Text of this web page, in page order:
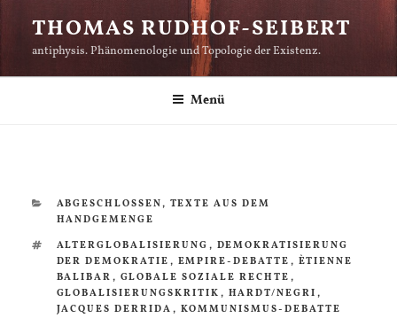
Inhalt
springen
THOMAS RUDHOF-SEIBERT
antiphysis. Phänomenologie und Topologie der Existenz.
Menü
KATEGORIEN
ABGESCHLOSSEN, TEXTE AUS DEM
HANDGEMENGE
SCHLAGWÖRTER
ALTERGLOBALISIERUNG , DEMOKRATISIERUNG
DER DEMOKRATIE , EMPIRE-DEBATTE , ÈTIENNE
BALIBAR , GLOBALE SOZIALE RECHTE ,
GLOBALISIERUNGSKRITIK , HARDT/NEGRI ,
JACQUES DERRIDA , KOMMUNISMUS-DEBATTE